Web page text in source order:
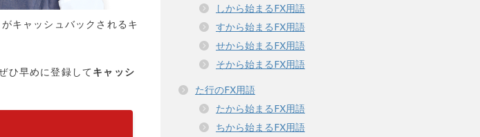
がキャッシュバックされるキ
ひ早めに登録して キャッシ
しから始まるFX用語
すから始まるFX用語
せから始まるFX用語
そから始まるFX用語
た行のFX用語
たから始まるFX用語
ちから始まるFX用語